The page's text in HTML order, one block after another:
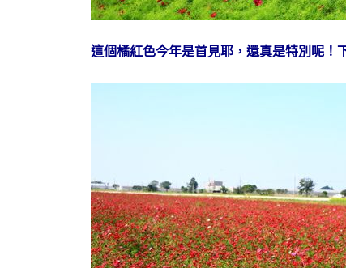
這個橘紅色今年是首見耶，還真是特別呢！